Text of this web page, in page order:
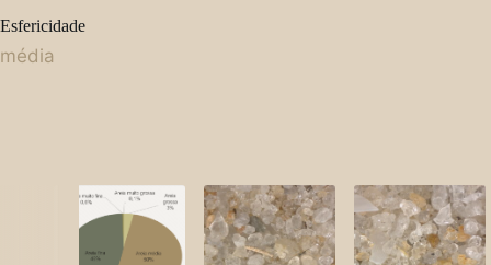
Esfericidade
média